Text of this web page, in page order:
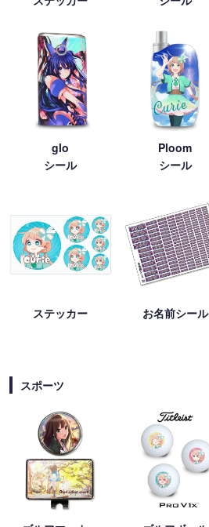
glo
シール
Ploom
シール
ステッカー お名前シール
スポーツ